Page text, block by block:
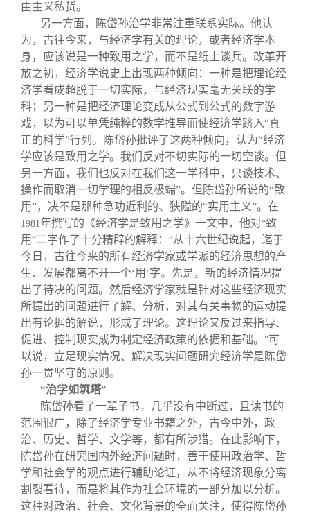
由主义私货。
另一方面，陈岱孙治学非常注重联系实际。他认
为，古往今来，与经济学有关的理论，或者经济学本
身，应该说是一种致用之学，而不是纸上谈兵。改革开
放之初，经济学说史上出现两种倾向：一种是把理论经
济学看成超脱于一切实际，与经济现实毫无关联的学
科；另一种是把经济理论变成从公式到公式的数字游
戏，以为可以单凭纯粹的数学推导而使经济学跻入“真
正的科学”行列。陈岱孙批评了这两种倾向，认为“经济
学应该是致用之学。我们反对不切实际的一切空谈。但
另一方面，我们也反对在我们这一学科中，只谈技术、
操作而取消一切学理的相反极端”。但陈岱孙所说的“致
用”，决不是那种急功近利的、狭隘的“实用主义”。在
1981年撰写的《经济学是致用之学》一文中，他对“致
用 ”二字作了十分精辟的解释： “从十六世纪说起，迄于
今日，古往今来的所有经济学家或学派的经济思想的产
生、发展都离不开一个‘用 ’字。先是，新的经济情况提
出了待决的问题。然后经济学家就是针对这些经济现实
所提出的问题进行了解、分析，对其有关事物的运动提
出有论据的解说，形成了理论。这理论又反过来指导、
促进、控制现实成为制定经济政策的依据和基础。 ”可
以说，立足现实情况、解决现实问题研究经济学是陈岱
孙一贯坚守的原则。
“治学如筑塔”
陈岱孙看了一辈子书，几乎没有中断过，且读书的
范围很广，除了经济学专业书籍之外，古今中外，政
治、历史、哲学、文学等，都有所涉猎。在此影响下，
陈岱孙在研究国内外经济问题时，善于使用政治学、哲
学和社会学的观点进行辅助论证，从不将经济现象分离
割裂看待，而是将其作为社会环境的一部分加以分析。
这种对政治、社会、文化背景的全面关注，使得陈岱孙